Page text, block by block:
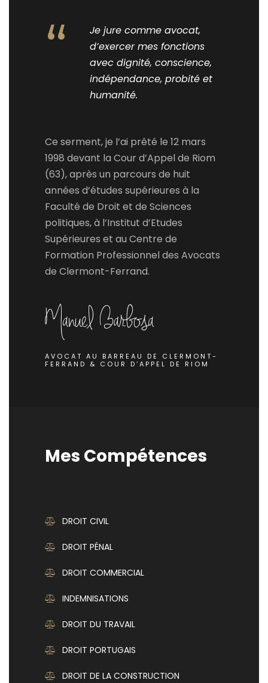
“
Je jure comme avocat,
d’exercer mes fonctions
avec dignité, conscience,
indépendance, probité et
humanité.
Ce serment, je l’ai prêté le 12 mars
1998 devant la Cour d’Appel de Riom
(63), après un parcours de huit
années d’études supérieures à la
Faculté de Droit et de Sciences
politiques, à l’Institut d’Etudes
Supérieures et au Centre de
Formation Professionnel des Avocats
de Clermont-Ferrand.
AVOCAT AU BARREAU DE CLERMONT-
FERRAND & COUR D’APPEL DE RIOM
Mes Compétences
DROIT CIVIL
DROIT PÉNAL
DROIT COMMERCIAL
INDEMNISATIONS
DROIT DU TRAVAIL
DROIT PORTUGAIS
DROIT DE LA CONSTRUCTION